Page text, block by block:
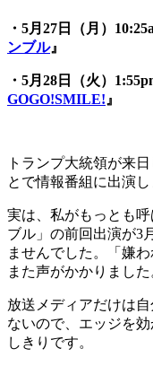
・5月27日（月）
ンブル』
・5月28日（火）
GOGO!SMILE! 』
トランプ大統領が来
とで情報番組に出演し
実は、私がもっとも
ブル」の前回出演が3
ませんでした。「嫌
また声がかかりました
放送メディアだけは
ないので、エッジを
しきりです。